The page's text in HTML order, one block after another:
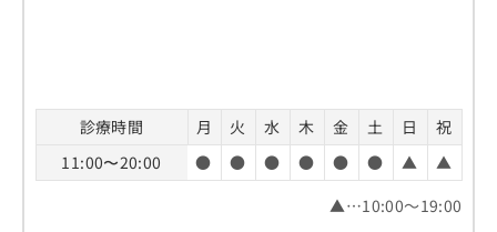
診療時間 月 火 水 木 金 土 日
祝
11:00〜20:00
● ● ● ● ● ● ▲
▲
▲…10:00～19:00